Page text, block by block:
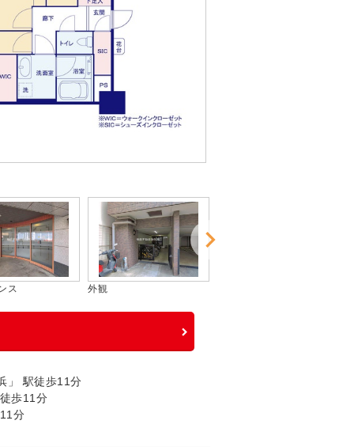
外観
」 駅徒歩11分
歩11分
分